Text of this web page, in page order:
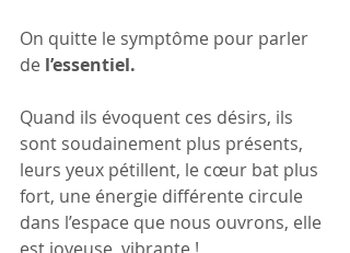
On quitte le symptôme pour parler
de l’essentiel.
Quand ils évoquent ces désirs, ils
sont soudainement plus présents,
leurs yeux pétillent, le cœur bat plus
fort, une énergie différente circule
dans l’espace que nous ouvrons, elle